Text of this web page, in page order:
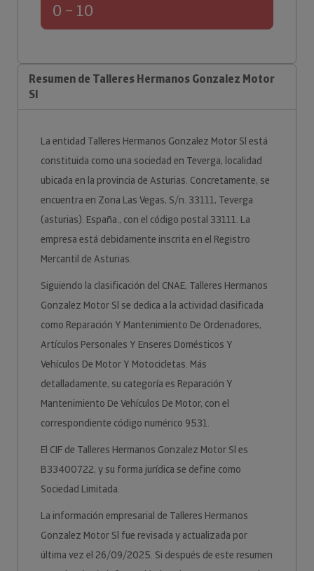
0 – 10
Resumen de Talleres Hermanos Gonzalez Motor
Sl
La entidad Talleres Hermanos Gonzalez Motor Sl está
constituida como una sociedad en Teverga, localidad
ubicada en la provincia de Asturias. Concretamente, se
encuentra en Zona Las Vegas, S/n. 33111, Teverga
(asturias). España., con el código postal 33111. La
empresa está debidamente inscrita en el Registro
Mercantil de Asturias.
Siguiendo la clasificación del CNAE, Talleres Hermanos
Gonzalez Motor Sl se dedica a la actividad clasificada
como Reparación Y Mantenimiento De Ordenadores,
Artículos Personales Y Enseres Domésticos Y
Vehículos De Motor Y Motocicletas. Más
detalladamente, su categoría es Reparación Y
Mantenimiento De Vehículos De Motor, con el
correspondiente código numérico 9531.
El CIF de Talleres Hermanos Gonzalez Motor Sl es
B33400722, y su forma jurídica se define como
Sociedad Limitada.
La información empresarial de Talleres Hermanos
Gonzalez Motor Sl fue revisada y actualizada por
última vez el 26/09/2025. Si después de este resumen